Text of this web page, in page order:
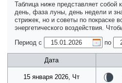
Таблица ниже представляет
день, фаза луны, день недели и
стрижек, но и советы по покраске
энергетического воздействия.
Период с
по
Дата
15 января 2026, Чт